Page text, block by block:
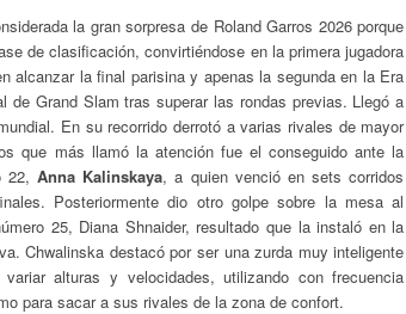
la gran sorpresa de Roland Garros 2026 porque
de clasificación, convirtiéndose en la primera jugadora
alcanzar la final parisina y apenas la segunda en la Era
de Grand Slam tras superar las rondas previas. Llegó a
En su recorrido derrotó a varias rivales de mayor
que más llamó la atención fue el conseguido ante la
22, Anna Kalinskaya, a quien venció en sets corridos
Posteriormente dio otro golpe sobre la mesa al
25, Diana Shnaider, resultado que la instaló en la
Chwalinska destacó por ser una zurda muy inteligente
alturas y velocidades, utilizando con frecuencia
para sacar a sus rivales de la zona de confort.